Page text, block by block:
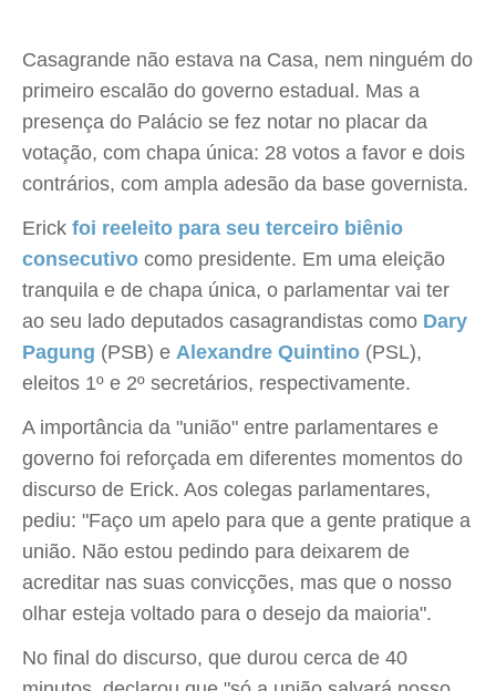
Casagrande não estava na Casa, nem ninguém do
primeiro escalão do governo estadual. Mas a
presença do Palácio se fez notar no placar da
votação, com chapa única: 28 votos a favor e dois
contrários, com ampla adesão da base governista.
Erick foi reeleito para seu terceiro biênio
consecutivo como presidente. Em uma eleição
tranquila e de chapa única, o parlamentar vai ter
ao seu lado deputados casagrandistas como Dary
Pagung (PSB) e Alexandre Quintino (PSL),
eleitos 1º e 2º secretários, respectivamente.
A importância da "união" entre parlamentares e
governo foi reforçada em diferentes momentos do
discurso de Erick. Aos colegas parlamentares,
pediu: "Faço um apelo para que a gente pratique a
união. Não estou pedindo para deixarem de
acreditar nas suas convicções, mas que o nosso
olhar esteja voltado para o desejo da maioria".
No final do discurso, que durou cerca de 40